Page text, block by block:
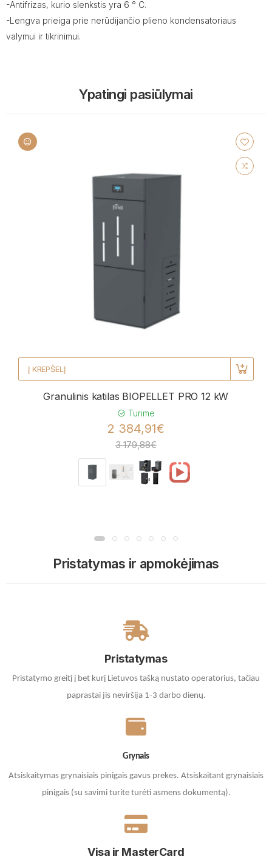
-Antifrizas, kurio slenkstis yra 6 ° C.
-Lengva prieiga prie nerūdijančio plieno kondensatoriaus
valymui ir tikrinimui.
Ypatingi pasiūlymai
Į KREPŠELĮ
Granulinis katilas BIOPELLET PRO 12 kW
Turime
2 384,91€
3 179,88€
Pristatymas ir apmokėjimas
Pristatymas
Pristatymo greitį į bet kurį Lietuvos tašką nustato operatorius, tačiau
paprastai jis neviršija 1-3 darbo dienų.
Grynais
Atsiskaitymas grynaisiais pinigais gavus prekes. Atsiskaitant grynaisiais
pinigais (su savimi turite turėti asmens dokumentą).
Visa ir MasterCard